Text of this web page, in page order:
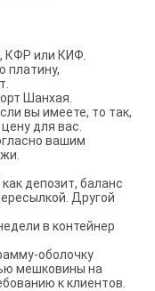
или КИФ.
платину,
Шанхая.
вы имеете, то так,
для вас.
вашим
депозит, баланс
Другой
в контейнер
оболочку
мешковины на
к клиентов.